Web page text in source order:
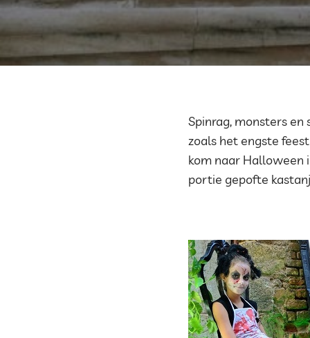
Spinrag, monsters en
zoals het engste
kom naar Halloween
portie gepofte